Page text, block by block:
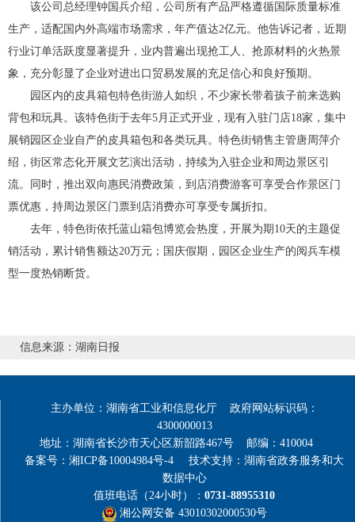
该公司总经理钟国兵介绍，公司所有产品严格遵循国际质量标准
生产，适配国内外高端市场需求，年产值达2亿元。他告诉记者，近期
行业订单活跃度显著提升，业内普遍出现抢工人、抢原材料的火热景
象，充分彰显了企业对进出口贸易发展的充足信心和良好预期。
园区内的皮具箱包特色街游人如织，不少家长带着孩子前来选购
背包和玩具。该特色街于去年5月正式开业，现有入驻门店18家，集中
展销园区企业自产的皮具箱包和各类玩具。特色街销售主管唐周萍介
绍，街区常态化开展文艺演出活动，持续为入驻企业和周边景区引
流。同时，推出双向惠民消费政策，到店消费游客可享受合作景区门
票优惠，持周边景区门票到店消费亦可享受专属折扣。
去年，特色街依托蓝山箱包博览会热度，开展为期10天的主题促
销活动，累计销售额达20万元；国庆假期，园区企业生产的阅兵车模
型一度热销断货。
信息来源：湖南日报
主办单位：湖南省工业和信息化厅 政府网站标识码：
4300000013
地址：湖南省长沙市天心区新韶路467号 邮编：410004
备案号：湘ICP备10004984号-4
技术支持：湖南省政务服务和大
数据中心
值班电话（24小时）： 0731-88955310
湘公网安备 43010302000530号